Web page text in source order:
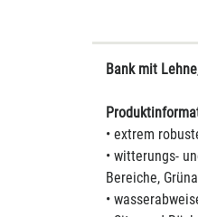
Bank mit
• extrem
• witterungs-
Bereiche,
•